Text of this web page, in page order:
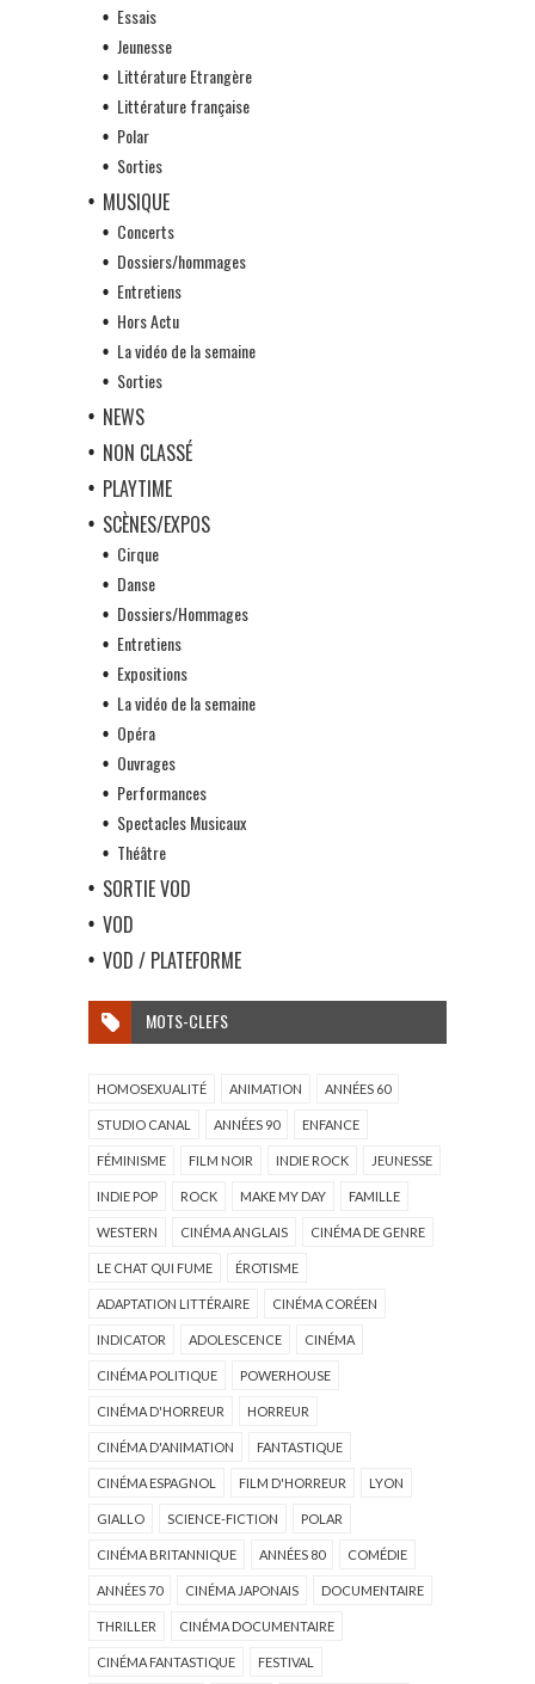
Essais
Jeunesse
Littérature Etrangère
Littérature française
Polar
Sorties
MUSIQUE
Concerts
Dossiers/hommages
Entretiens
Hors Actu
La vidéo de la semaine
Sorties
NEWS
NON CLASSÉ
PLAYTIME
SCÈNES/EXPOS
Cirque
Danse
Dossiers/Hommages
Entretiens
Expositions
La vidéo de la semaine
Opéra
Ouvrages
Performances
Spectacles Musicaux
Théâtre
SORTIE VOD
VOD
VOD / PLATEFORME
MOTS-CLEFS
HOMOSEXUALITÉ ANIMATION ANNÉES 60
STUDIO CANAL ANNÉES 90 ENFANCE
FÉMINISME FILM NOIR INDIE ROCK JEUNESSE
INDIE POP ROCK MAKE MY DAY FAMILLE
WESTERN CINÉMA ANGLAIS CINÉMA DE GENRE
LE CHAT QUI FUME ÉROTISME
ADAPTATION LITTÉRAIRE CINÉMA CORÉEN
INDICATOR ADOLESCENCE CINÉMA
CINÉMA POLITIQUE POWERHOUSE
CINÉMA D'HORREUR HORREUR
CINÉMA D'ANIMATION FANTASTIQUE
CINÉMA ESPAGNOL FILM D'HORREUR LYON
GIALLO SCIENCE-FICTION POLAR
CINÉMA BRITANNIQUE ANNÉES 80 COMÉDIE
ANNÉES 70 CINÉMA JAPONAIS DOCUMENTAIRE
THRILLER CINÉMA DOCUMENTAIRE
CINÉMA FANTASTIQUE FESTIVAL